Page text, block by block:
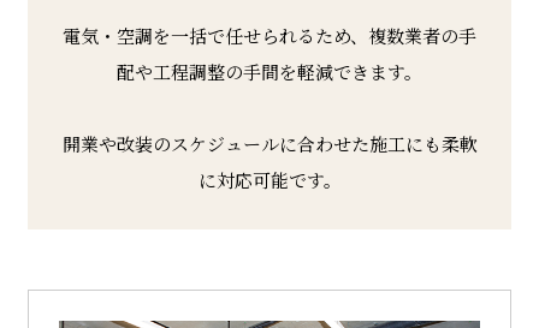
電気・空調を一括で任せられるため、複数業者の手
配や工程調整の手間を軽減できます。
開業や改装のスケジュールに合わせた施工にも柔軟
に対応可能です。